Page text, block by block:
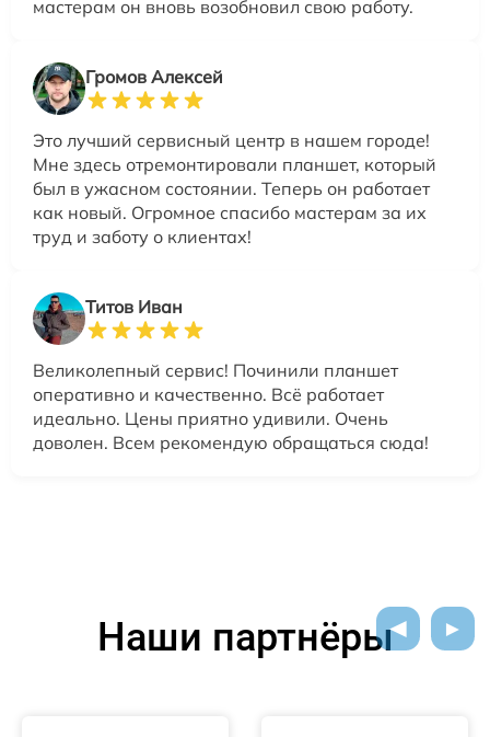
мастерам он вновь возобновил свою работу.
Громов Алексей
Это лучший сервисный центр в нашем городе!
Мне здесь отремонтировали планшет, который
был в ужасном состоянии. Теперь он работает
как новый. Огромное спасибо мастерам за их
труд и заботу о клиентах!
Титов Иван
Великолепный сервис! Починили планшет
оперативно и качественно. Всё работает
идеально. Цены приятно удивили. Очень
доволен. Всем рекомендую обращаться сюда!
Наши партнёры